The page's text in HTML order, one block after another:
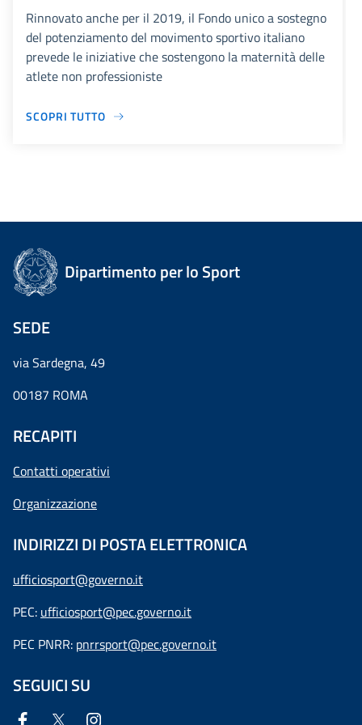
Rinnovato anche per il 2019, il Fondo unico a sostegno
del potenziamento del movimento sportivo italiano
prevede le iniziative che sostengono la maternità delle
atlete non professioniste
SCOPRI TUTTO
Dipartimento per lo Sport
SEDE
via Sardegna, 49
00187 ROMA
RECAPITI
Contatti operativi
Organizzazione
INDIRIZZI DI POSTA ELETTRONICA
ufficiosport@governo.it
PEC: ufficiosport@pec.governo.it
PEC PNRR: pnrrsport@pec.governo.it
SEGUICI SU